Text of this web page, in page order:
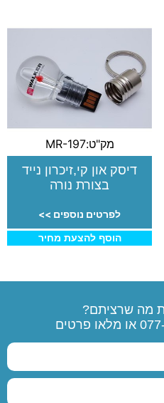
מק"ט:MR-197
דיסק און קי,זיכרון נייד
בצורת נורה
לפרטים נוספים >>
הוסף להצעת מחיר
מה שרציתם?
או מלאו פרטים